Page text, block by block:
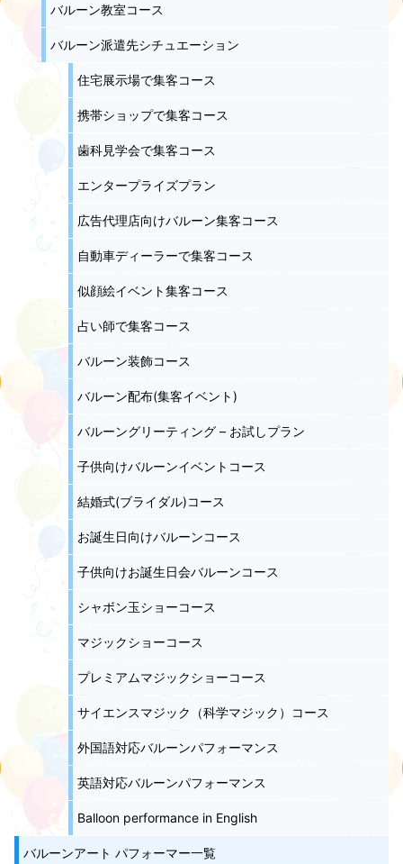
バルーン教室コース
バルーン派遣先シチュエーション
住宅展示場で集客コース
携帯ショップで集客コース
歯科見学会で集客コース
エンタープライズプラン
広告代理店向けバルーン集客コース
自動車ディーラーで集客コース
似顔絵イベント集客コース
占い師で集客コース
バルーン装飾コース
バルーン配布(集客イベント)
バルーングリーティング – お試しプラン
子供向けバルーンイベントコース
結婚式(ブライダル)コース
お誕生日向けバルーンコース
子供向けお誕生日会バルーンコース
シャボン玉ショーコース
マジックショーコース
プレミアムマジックショーコース
サイエンスマジック（科学マジック）コース
外国語対応バルーンパフォーマンス
英語対応バルーンパフォーマンス
Balloon performance in English
バルーンアート パフォーマー一覧